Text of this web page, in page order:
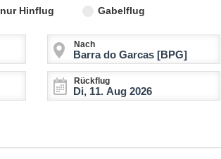
nur Hinflug Gabelflug
Nach
Rückflug